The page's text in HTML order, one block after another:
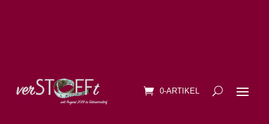
0-ARTIKEL